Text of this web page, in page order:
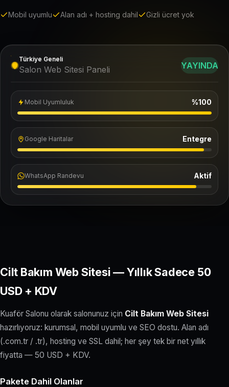
Mobil uyumlu Alan adı + hosting dahil Gizli ücret yok
Türkiye Geneli
Salon Web Sitesi Paneli YAYINDA
Mobil Uyumluluk %100
Google Haritalar Entegre
WhatsApp Randevu Aktif
Cilt Bakım Web Sitesi — Yıllık Sadece 50
USD + KDV
Kuaför Salonu olarak salonunuz için Cilt Bakım Web Sitesi
hazırlıyoruz: kurumsal, mobil uyumlu ve SEO dostu. Alan adı
(.com.tr / .tr), hosting ve SSL dahil; her şey tek bir net yıllık
fiyatta — 50 USD + KDV.
Pakete Dahil Olanlar